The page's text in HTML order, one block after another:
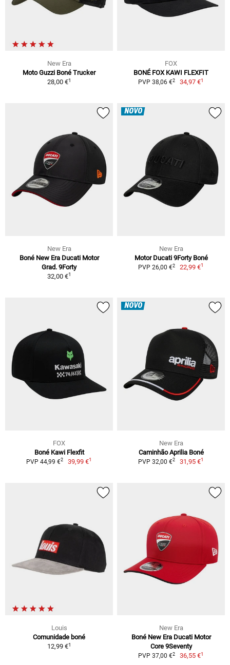
New Era
Moto Guzzi Boné Trucker
28,00 €1
FOX
BONÉ FOX KAWI FLEXFIT
PVP 38,06 €2 34,97 €1
New Era
Boné New Era Ducati Motor
Grad. 9Forty
32,00 €1
NOVO
New Era
Motor Ducati 9Forty Boné
PVP 26,00 €2 22,99 €1
FOX
Boné Kawi Flexfit
PVP 44,99 €2 39,99 €1
NOVO
New Era
Caminhão Aprilia Boné
PVP 32,00 €2 31,95 €1
Louis
Comunidade boné
12,99 €1
New Era
Boné New Era Ducati Motor
Core 9Seventy
PVP 37,00 €2 36,55 €1